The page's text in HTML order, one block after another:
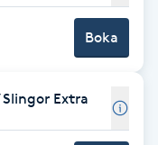
Boka
Extra